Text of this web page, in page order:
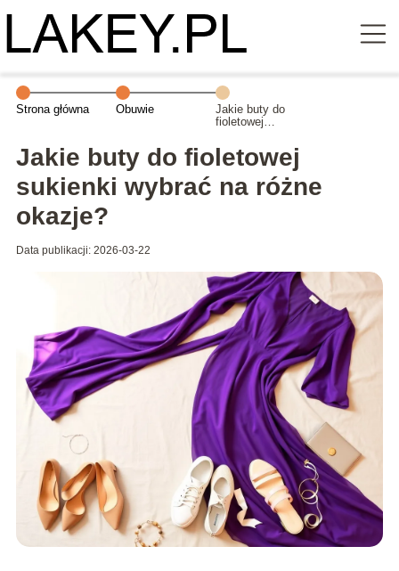
Strona główna Obuwie
Jakie buty do
fioletowej
na różne
okazje?
Jakie buty do fioletowej
sukienki wybrać na różne
okazje?
Data publikacji: 2026-03-22